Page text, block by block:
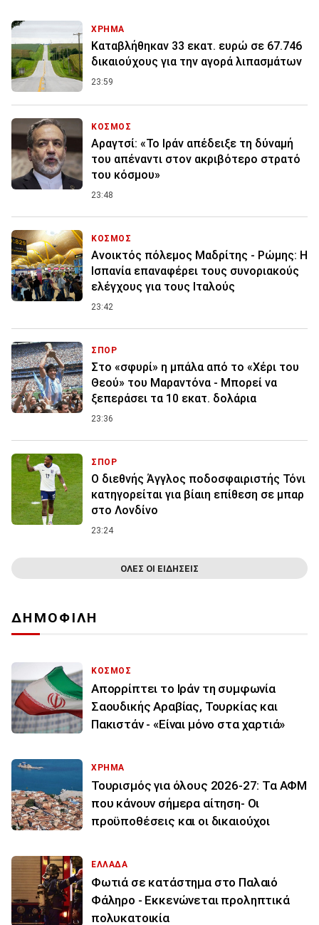
ΧΡΗΜΑ
Καταβλήθηκαν 33 εκατ. ευρώ σε 67.746
δικαιούχους για την αγορά λιπασμάτων
23:59
ΚΟΣΜΟΣ
Αραγτσί: «Το Ιράν απέδειξε τη δύναμή
του απέναντι στον ακριβότερο στρατό
του κόσμου»
23:48
ΚΟΣΜΟΣ
Ανοικτός πόλεμος Μαδρίτης - Ρώμης: Η
Ισπανία επαναφέρει τους συνοριακούς
ελέγχους για τους Ιταλούς
23:42
ΣΠΟΡ
Στο «σφυρί» η μπάλα από το «Χέρι του
Θεού» του Μαραντόνα - Μπορεί να
ξεπεράσει τα 10 εκατ. δολάρια
23:36
ΣΠΟΡ
Ο διεθνής Άγγλος ποδοσφαιριστής Τόνι
κατηγορείται για βίαιη επίθεση σε μπαρ
στο Λονδίνο
23:24
ΟΛΕΣ ΟΙ ΕΙΔΗΣΕΙΣ
ΔΗΜΟΦΙΛΗ
ΚΟΣΜΟΣ
Απορρίπτει το Ιράν τη συμφωνία
Σαουδικής Αραβίας, Τουρκίας και
Πακιστάν - «Είναι μόνο στα χαρτιά»
ΧΡΗΜΑ
Τουρισμός για όλους 2026-27: Τα ΑΦΜ
που κάνουν σήμερα αίτηση- Οι
προϋποθέσεις και οι δικαιούχοι
ΕΛΛΑΔΑ
Φωτιά σε κατάστημα στο Παλαιό
Φάληρο - Εκκενώνεται προληπτικά
πολυκατοικία